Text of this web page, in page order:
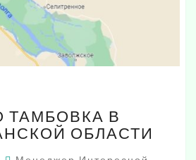
ТАМБОВКА
В
ТАМБОВКА В
ОБЛАСТИ